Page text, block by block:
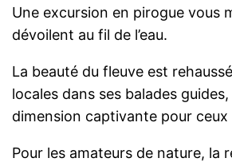
Une excursion en pirogue vous
dévoilent au fil de l’eau.
La beauté du fleuve est
locales dans ses balades
dimension captivante pour
Pour les amateurs de nature, la